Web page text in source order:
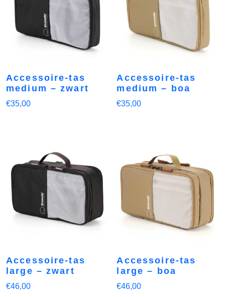
Accessoire-tas
medium – zwart
€35,00
Accessoire-tas
medium – boa
€35,00
Accessoire-tas
large – zwart
€46,00
Accessoire-tas
large – boa
€46,00